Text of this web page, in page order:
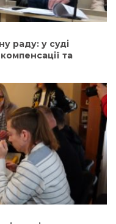
раду: у суді
та